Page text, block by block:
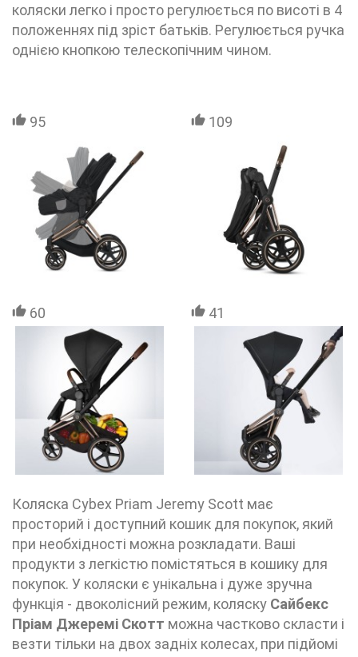
коляски легко і просто регулюється по висоті в 4
положеннях під зріст батьків. Регулюється ручка
однією кнопкою телескопічним чином.
95 109
60 41
Коляска Cybex Priam Jeremy Scott має
просторий і доступний кошик для покупок, який
при необхідності можна розкладати. Ваші
продукти з легкістю помістяться в кошику для
покупок. У коляски є унікальна і дуже зручна
функція - двоколісний режим, коляску Сайбекс
Пріам Джеремі Скотт можна частково скласти і
везти тільки на двох задніх колесах, при підйомі